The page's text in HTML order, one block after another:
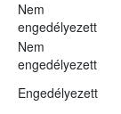
Nem
engedélyezett
Nem
engedélyezett
Engedélyezett